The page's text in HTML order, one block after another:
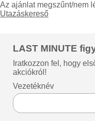
Az ajánlat megszűnt/nem
Utazáskereső
LAST MINUTE
Iratkozzon fel, hogy
akciókról!
Vezetéknév